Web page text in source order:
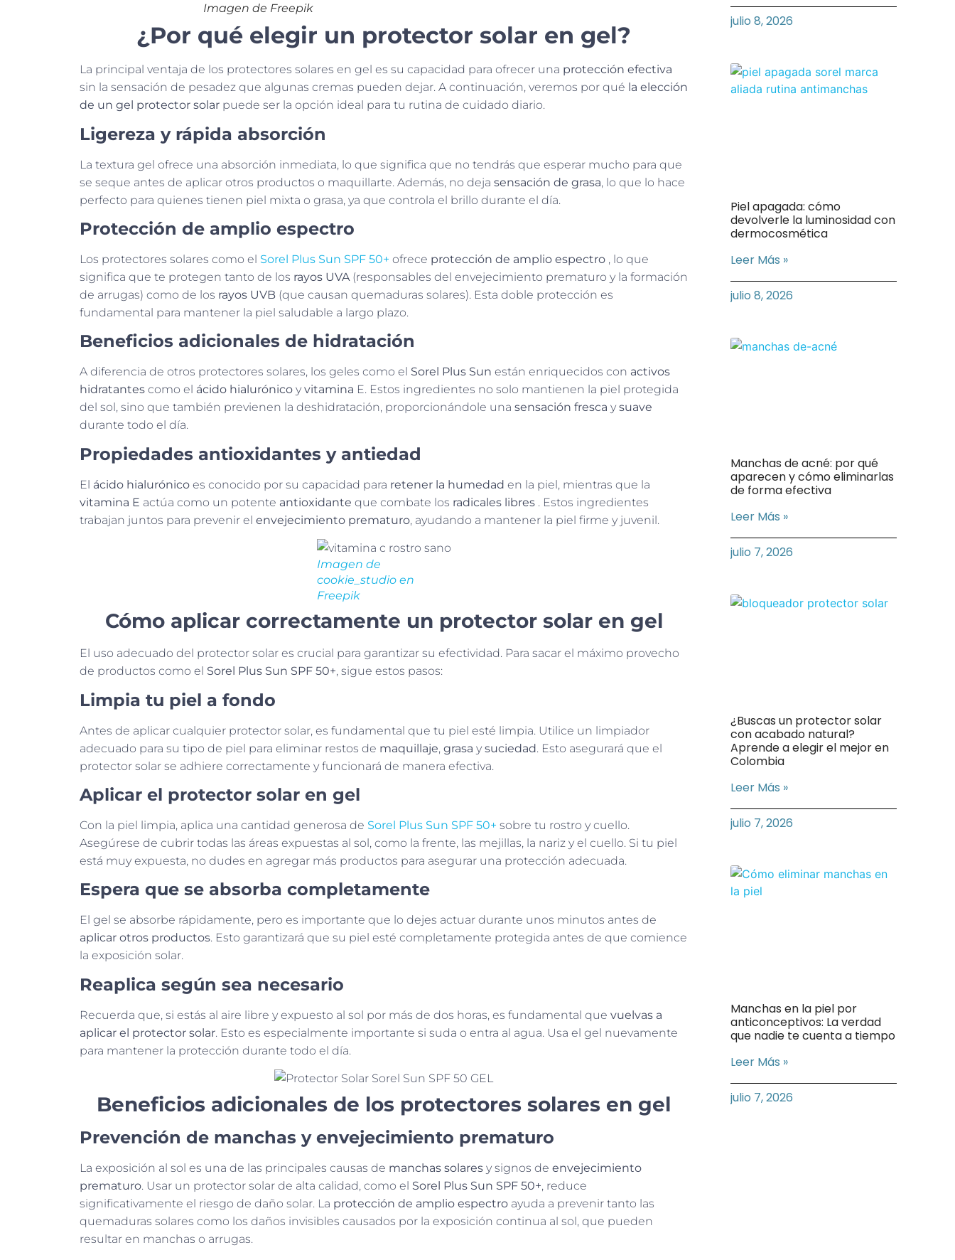
Imagen de Freepik
¿Por qué elegir un protector solar en gel?
La principal ventaja de los protectores solares en gel es su capacidad para ofrecer una protección efectiva
sin la sensación de pesadez que algunas cremas pueden dejar. A continuación, veremos por qué la elección
de un gel protector solar puede ser la opción ideal para tu rutina de cuidado diario.
Ligereza y rápida absorción
La textura gel ofrece una absorción inmediata, lo que significa que no tendrás que esperar mucho para que
se seque antes de aplicar otros productos o maquillarte. Además, no deja sensación de grasa, lo que lo hace
perfecto para quienes tienen piel mixta o grasa, ya que controla el brillo durante el día.
Protección de amplio espectro
Los protectores solares como el Sorel Plus Sun SPF 50+ ofrece protección de amplio espectro , lo que
significa que te protegen tanto de los rayos UVA(responsables del envejecimiento prematuro y la formación
de arrugas) como de los rayos UVB (que causan quemaduras solares). Esta doble protección es
fundamental para mantener la piel saludable a largo plazo.
Beneficios adicionales de hidratación
A diferencia de otros protectores solares, los geles como el Sorel Plus Sun están enriquecidos con activos
hidratantes como el ácido hialurónico y vitamina E. Estos ingredientes no solo mantienen la piel protegida
del sol, sino que también previenen la deshidratación, proporcionándole una sensación fresca y suave
durante todo el día.
Propiedades antioxidantes y antiedad
El ácido hialurónico es conocido por su capacidad para retener la humedad en la piel, mientras que la
vitamina E actúa como un potente antioxidante que combate los radicales libres . Estos ingredientes
trabajan juntos para prevenir el envejecimiento prematuro, ayudando a mantener la piel firme y juvenil.
Imagen de
cookie_studio en
Freepik
Cómo aplicar correctamente un protector solar en gel
El uso adecuado del protector solar es crucial para garantizar su efectividad. Para sacar el máximo provecho
de productos como el Sorel Plus Sun SPF 50+, sigue estos pasos:
Limpia tu piel a fondo
Antes de aplicar cualquier protector solar, es fundamental que tu piel esté limpia. Utilice un limpiador
adecuado para su tipo de piel para eliminar restos de maquillaje, grasa y suciedad. Esto asegurará que el
protector solar se adhiere correctamente y funcionará de manera efectiva.
Aplicar el protector solar en gel
Con la piel limpia, aplica una cantidad generosa de Sorel Plus Sun SPF 50+ sobre tu rostro y cuello.
Asegúrese de cubrir todas las áreas expuestas al sol, como la frente, las mejillas, la nariz y el cuello. Si tu piel
está muy expuesta, no dudes en agregar más productos para asegurar una protección adecuada.
Espera que se absorba completamente
El gel se absorbe rápidamente, pero es importante que lo dejes actuar durante unos minutos antes de
aplicar otros productos. Esto garantizará que su piel esté completamente protegida antes de que comience
la exposición solar.
Reaplica según sea necesario
Recuerda que, si estás al aire libre y expuesto al sol por más de dos horas, es fundamental que vuelvas a
aplicar el protector solar. Esto es especialmente importante si suda o entra al agua. Usa el gel nuevamente
para mantener la protección durante todo el día.
Beneficios adicionales de los protectores solares en gel
Prevención de manchas y envejecimiento prematuro
La exposición al sol es una de las principales causas de manchas solares y signos de envejecimiento
prematuro. Usar un protector solar de alta calidad, como el Sorel Plus Sun SPF 50+, reduce
significativamente el riesgo de daño solar. La protección de amplio espectro ayuda a prevenir tanto las
quemaduras solares como los daños invisibles causados ​​por la exposición continua al sol, que pueden
resultar en manchas o arrugas.
julio 8, 2026
Piel apagada: cómo
devolverle la luminosidad con
dermocosmética
Leer Más »
julio 8, 2026
Manchas de acné: por qué
aparecen y cómo eliminarlas
de forma efectiva
Leer Más »
julio 7, 2026
¿Buscas un protector solar
con acabado natural?
Aprende a elegir el mejor en
Colombia
Leer Más »
julio 7, 2026
Manchas en la piel por
anticonceptivos: La verdad
que nadie te cuenta a tiempo
Leer Más »
julio 7, 2026